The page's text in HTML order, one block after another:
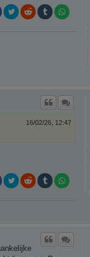
16/02/26, 12:47